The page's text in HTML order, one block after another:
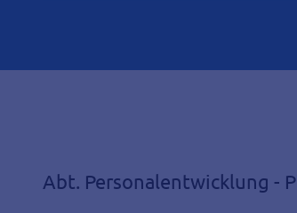
Abt. Personalentwicklung -